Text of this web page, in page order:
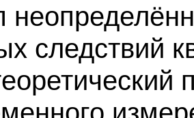
следствий